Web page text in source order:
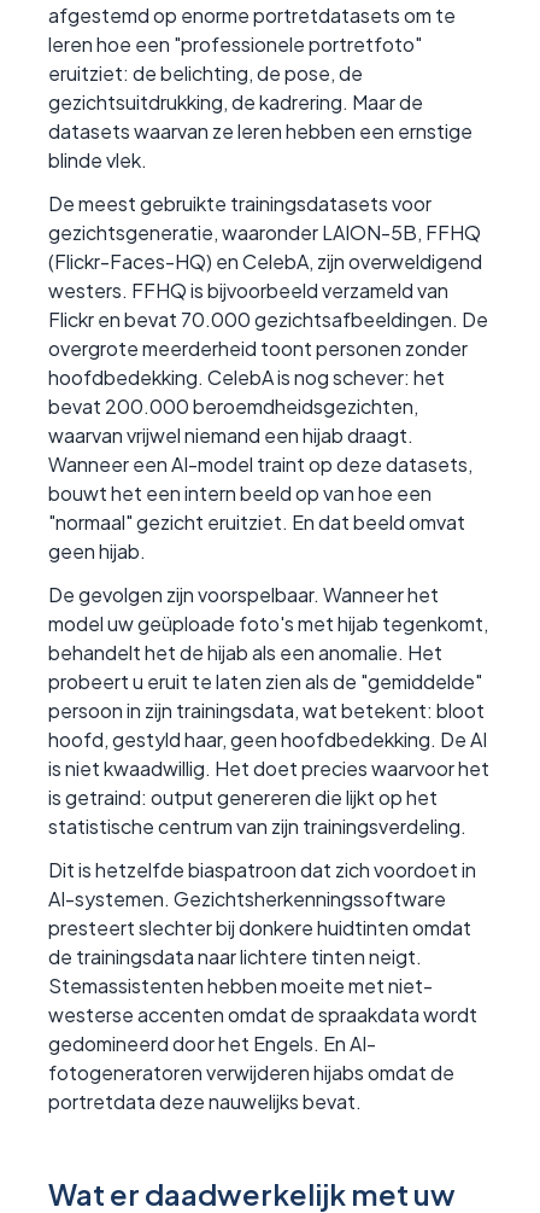
afgestemd op enorme portretdatasets om te
leren hoe een "professionele portretfoto"
eruitziet: de belichting, de pose, de
gezichtsuitdrukking, de kadrering. Maar de
datasets waarvan ze leren hebben een ernstige
blinde vlek.
De meest gebruikte trainingsdatasets voor
gezichtsgeneratie, waaronder LAION-5B, FFHQ
(Flickr-Faces-HQ) en CelebA, zijn overweldigend
westers. FFHQ is bijvoorbeeld verzameld van
Flickr en bevat 70.000 gezichtsafbeeldingen. De
overgrote meerderheid toont personen zonder
hoofdbedekking. CelebA is nog schever: het
bevat 200.000 beroemdheidsgezichten,
waarvan vrijwel niemand een hijab draagt.
Wanneer een AI-model traint op deze datasets,
bouwt het een intern beeld op van hoe een
"normaal" gezicht eruitziet. En dat beeld omvat
geen hijab.
De gevolgen zijn voorspelbaar. Wanneer het
model uw geüploade foto's met hijab tegenkomt,
behandelt het de hijab als een anomalie. Het
probeert u eruit te laten zien als de "gemiddelde"
persoon in zijn trainingsdata, wat betekent: bloot
hoofd, gestyld haar, geen hoofdbedekking. De AI
is niet kwaadwillig. Het doet precies waarvoor het
is getraind: output genereren die lijkt op het
statistische centrum van zijn trainingsverdeling.
Dit is hetzelfde biaspatroon dat zich voordoet in
AI-systemen. Gezichtsherkenningssoftware
presteert slechter bij donkere huidtinten omdat
de trainingsdata naar lichtere tinten neigt.
Stemassistenten hebben moeite met niet-
westerse accenten omdat de spraakdata wordt
gedomineerd door het Engels. En AI-
fotogeneratoren verwijderen hijabs omdat de
portretdata deze nauwelijks bevat.
Wat er daadwerkelijk met uw